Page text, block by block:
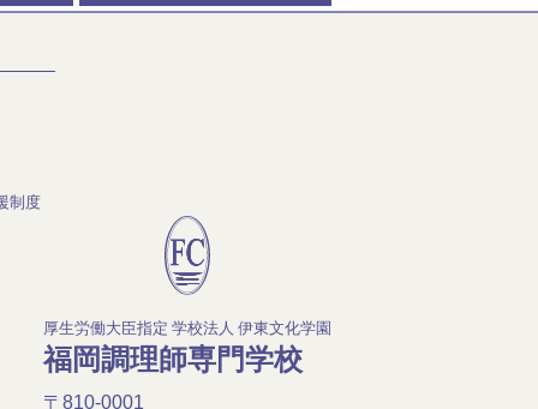
制度
厚生労働大臣指定 学校法人 伊東文化学園
福岡調理師専門学校
〒810-0001